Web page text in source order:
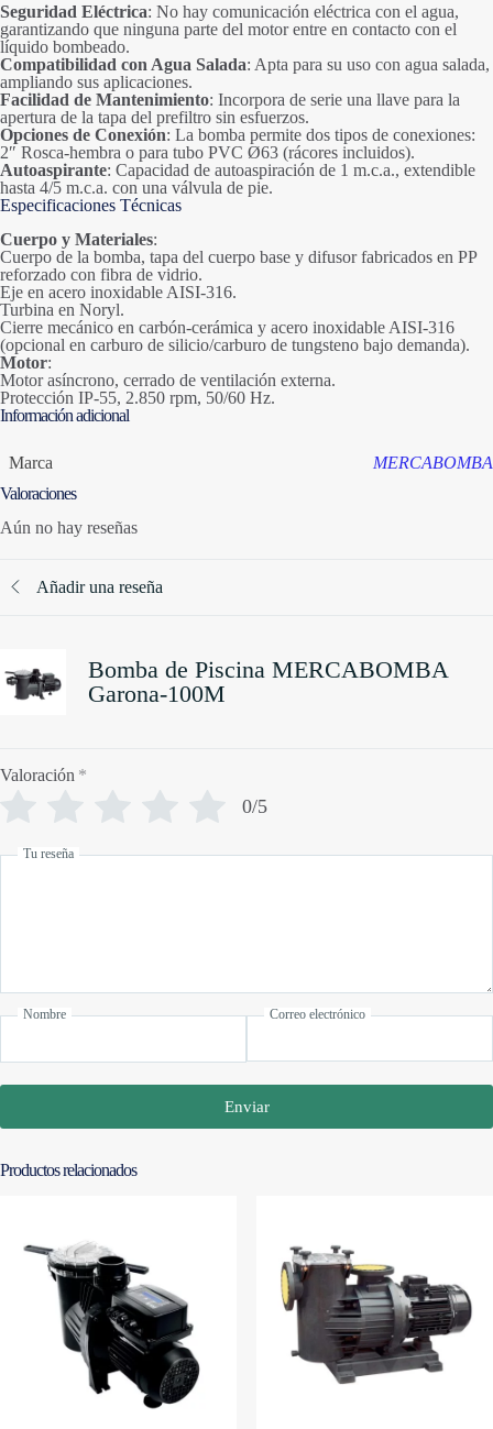
Seguridad Eléctrica: No hay comunicación eléctrica con el agua,
garantizando que ninguna parte del motor entre en contacto con el
líquido bombeado.
Compatibilidad con Agua Salada: Apta para su uso con agua salada,
ampliando sus aplicaciones.
Facilidad de Mantenimiento: Incorpora de serie una llave para la
apertura de la tapa del prefiltro sin esfuerzos.
Opciones de Conexión: La bomba permite dos tipos de conexiones:
2″ Rosca-hembra o para tubo PVC Ø63 (rácores incluidos).
Autoaspirante: Capacidad de autoaspiración de 1 m.c.a., extendible
hasta 4/5 m.c.a. con una válvula de pie.
Especificaciones Técnicas
Cuerpo y Materiales:
Cuerpo de la bomba, tapa del cuerpo base y difusor fabricados en PP
reforzado con fibra de vidrio.
Eje en acero inoxidable AISI-316.
Turbina en Noryl.
Cierre mecánico en carbón-cerámica y acero inoxidable AISI-316
(opcional en carburo de silicio/carburo de tungsteno bajo demanda).
Motor:
Motor asíncrono, cerrado de ventilación externa.
Protección IP-55, 2.850 rpm, 50/60 Hz.
Información adicional
Marca
MERCABOMBA
Valoraciones
Aún no hay reseñas
Añadir una reseña
Bomba de Piscina MERCABOMBA
Garona-100M
Valoración *
0/5
Tu reseña
Nombre Correo electrónico
Enviar
Productos relacionados